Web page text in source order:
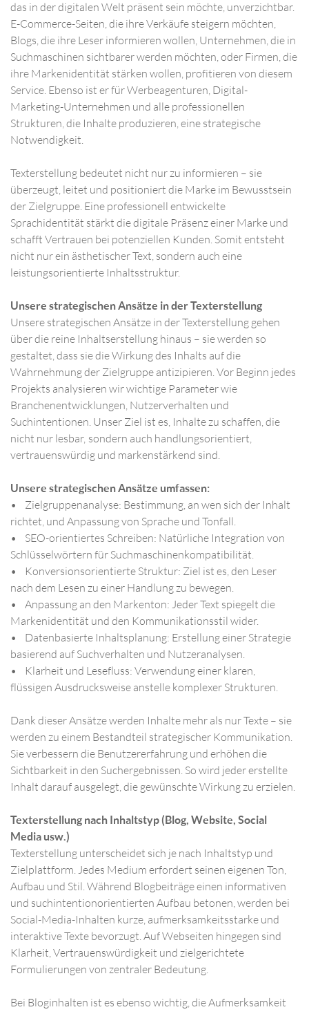
das in der digitalen Welt präsent sein möchte, unverzichtbar.
E-Commerce-Seiten, die ihre Verkäufe steigern möchten,
Blogs, die ihre Leser informieren wollen, Unternehmen, die in
Suchmaschinen sichtbarer werden möchten, oder Firmen, die
ihre Markenidentität stärken wollen, profitieren von diesem
Service. Ebenso ist er für Werbeagenturen, Digital-
Marketing-Unternehmen und alle professionellen
Strukturen, die Inhalte produzieren, eine strategische
Notwendigkeit.
Texterstellung bedeutet nicht nur zu informieren – sie
überzeugt, leitet und positioniert die Marke im Bewusstsein
der Zielgruppe. Eine professionell entwickelte
Sprachidentität stärkt die digitale Präsenz einer Marke und
schafft Vertrauen bei potenziellen Kunden. Somit entsteht
nicht nur ein ästhetischer Text, sondern auch eine
leistungsorientierte Inhaltsstruktur.
Unsere strategischen Ansätze in der Texterstellung
Unsere strategischen Ansätze in der Texterstellung gehen
über die reine Inhaltserstellung hinaus – sie werden so
gestaltet, dass sie die Wirkung des Inhalts auf die
Wahrnehmung der Zielgruppe antizipieren. Vor Beginn jedes
Projekts analysieren wir wichtige Parameter wie
Branchenentwicklungen, Nutzerverhalten und
Suchintentionen. Unser Ziel ist es, Inhalte zu schaffen, die
nicht nur lesbar, sondern auch handlungsorientiert,
vertrauenswürdig und markenstärkend sind.
Unsere strategischen Ansätze umfassen:
• Zielgruppenanalyse: Bestimmung, an wen sich der Inhalt
richtet, und Anpassung von Sprache und Tonfall.
• SEO-orientiertes Schreiben: Natürliche Integration von
Schlüsselwörtern für Suchmaschinenkompatibilität.
• Konversionsorientierte Struktur: Ziel ist es, den Leser
nach dem Lesen zu einer Handlung zu bewegen.
• Anpassung an den Markenton: Jeder Text spiegelt die
Markenidentität und den Kommunikationsstil wider.
• Datenbasierte Inhaltsplanung: Erstellung einer Strategie
basierend auf Suchverhalten und Nutzeranalysen.
• Klarheit und Lesefluss: Verwendung einer klaren,
flüssigen Ausdrucksweise anstelle komplexer Strukturen.
Dank dieser Ansätze werden Inhalte mehr als nur Texte – sie
werden zu einem Bestandteil strategischer Kommunikation.
Sie verbessern die Benutzererfahrung und erhöhen die
Sichtbarkeit in den Suchergebnissen. So wird jeder erstellte
Inhalt darauf ausgelegt, die gewünschte Wirkung zu erzielen.
Texterstellung nach Inhaltstyp (Blog, Website, Social
Media usw.)
Texterstellung unterscheidet sich je nach Inhaltstyp und
Zielplattform. Jedes Medium erfordert seinen eigenen Ton,
Aufbau und Stil. Während Blogbeiträge einen informativen
und suchintentionorientierten Aufbau betonen, werden bei
Social-Media-Inhalten kurze, aufmerksamkeitsstarke und
interaktive Texte bevorzugt. Auf Webseiten hingegen sind
Klarheit, Vertrauenswürdigkeit und zielgerichtete
Formulierungen von zentraler Bedeutung.
Bei Bloginhalten ist es ebenso wichtig, die Aufmerksamkeit